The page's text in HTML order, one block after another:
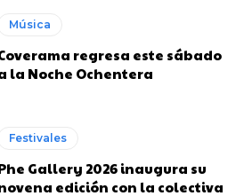
Música
regresa este sábado
la Noche Ochentera
Festivales
Gallery 2026 inaugura su
edición con la colectiva